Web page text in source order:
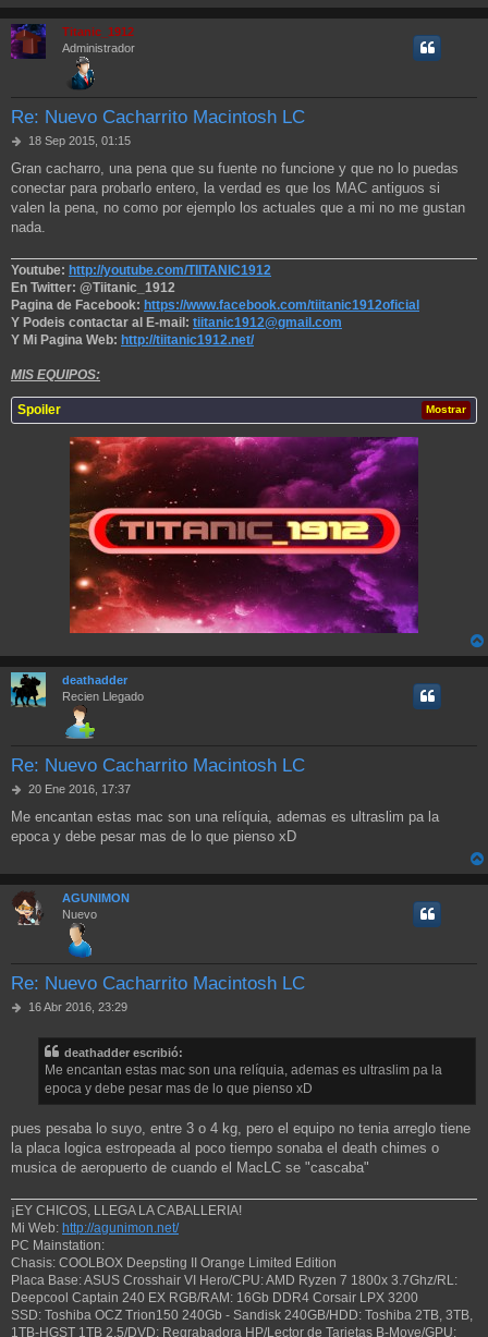
Titanic_1912
Administrador
Re: Nuevo Cacharrito Macintosh LC
M
n
s
a
18 Sep 2015, 01:15
Gran cacharro, una pena que su fuente no funcione y que no lo puedas
conectar para probarlo entero, la verdad es que los MAC antiguos si
valen la pena, no como por ejemplo los actuales que a mi no me gustan
nada.
Youtube: http://youtube.com/TIITANIC1912
En Twitter: @Tiitanic_1912
Pagina de Facebook: https://www.facebook.com/tiitanic1912oficial
Y Podeis contactar al E-mail: tiitanic1912@gmail.com
Y Mi Pagina Web: http://tiitanic1912.net/
MIS EQUIPOS:
Spoiler Mostrar
deathadder
Recien Llegado
Re: Nuevo Cacharrito Macintosh LC
M
n
s
e
20 Ene 2016, 17:37
Me encantan estas mac son una relíquia, ademas es ultraslim pa la
epoca y debe pesar mas de lo que pienso xD
AGUNIMON
Nuevo
Re: Nuevo Cacharrito Macintosh LC
M16 Abr 2016, 23:29
deathadder escribió:
Me encantan estas mac son una relíquia, ademas es ultraslim pa la
epoca y debe pesar mas de lo que pienso xD
pues pesaba lo suyo, entre 3 o 4 kg, pero el equipo no tenia arreglo tiene
la placa logica estropeada al poco tiempo sonaba el death chimes o
musica de aeropuerto de cuando el MacLC se "cascaba"
¡EY CHICOS, LLEGA LA CABALLERIA!
Mi Web: http://agunimon.net/
PC Mainstation:
Chasis: COOLBOX Deepsting II Orange Limited Edition
Placa Base: ASUS Crosshair VI Hero/CPU: AMD Ryzen 7 1800x 3.7Ghz/RL:
Deepcool Captain 240 EX RGB/RAM: 16Gb DDR4 Corsair LPX 3200
SSD: Toshiba OCZ Trion150 240Gb - Sandisk 240GB/HDD: Toshiba 2TB, 3TB,
1TB-HGST 1TB 2.5/DVD: Regrabadora HP/Lector de Tarjetas B-Move/GPU: